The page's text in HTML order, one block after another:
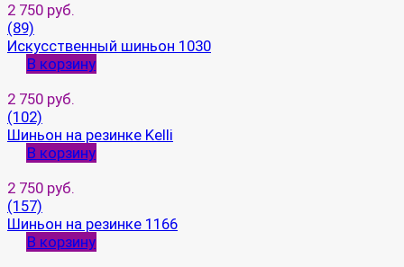
2 750 руб.
(89)
Искусственный шиньон 1030
В корзину
2 750 руб.
(102)
Шиньон на резинке Kelli
В корзину
2 750 руб.
(157)
Шиньон на резинке 1166
В корзину